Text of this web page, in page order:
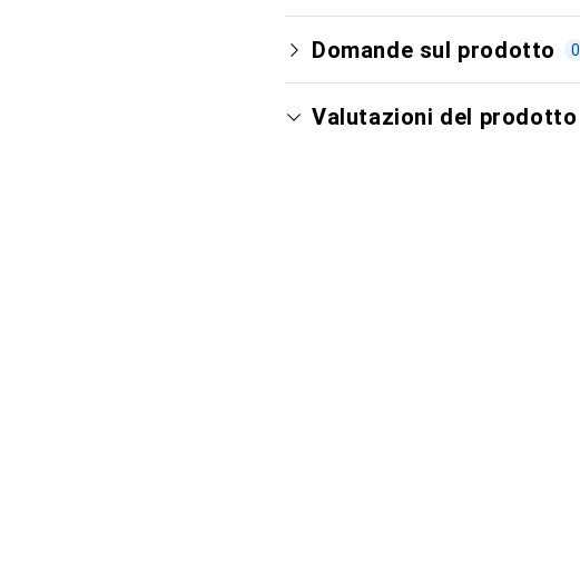
Domande sul prodotto 0
Valutazioni del prodotto